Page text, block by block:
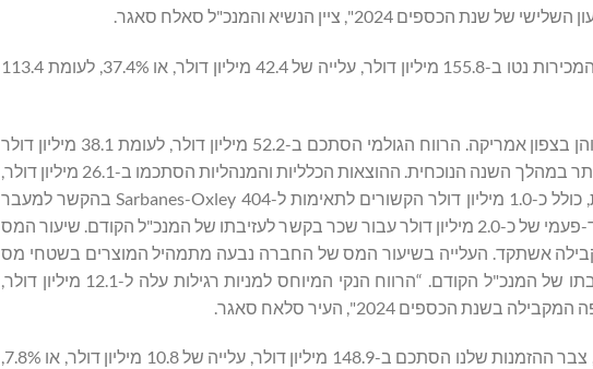
"בתשעת החודשים שהסתיימו ב-31 באוקטובר 2025 הסתכמו המכירות נטו ב-155.8 מיליון דולר, עלייה של 42.4 מיליון דולר, או 37.4%, לעומת 113.4
העלייה נבעה בעיקר מגידול בהיקפי המכירות הן במזרח התיכון והן בצפון אמריקה. הרווח הגולמי הסתכם ב-52.2 מיליון דולר, לעומת 38.1 מיליון דולר
בתקופה המקבילה אשתקד, נתון המשקף רמות פעילות גבוהות יותר במהלך השנה הנוכחית. ההוצאות הכלליות והמנהליות הסתכמו ב-26.1 מיליון דולר,
עלייה מ-19.5 מיליון דולר, עקב עלייה בשכר ובהוצאות מקצועיות, כולל כ-1.0 מיליון דולר הקשורים לתאימות ל-Sarbanes-Oxley 404 בהקשר למעבר
שלנו מחברה מדווחת קטנה לדיווח מואץ. נתון זה כולל גם חיוב חד-פעמי של כ-2.0 מיליון דולר עבור שכר בקשר לעזיבתו של המנכ"ל הקודם. שיעור המס
עמד על 29%, לעומת 28% בתקופה המקבילה אשתקד. העלייה בשיעור המס של החברה נבעה מתמהיל המוצרים בשטחי מס
שונים, וכן ממגבלה מס הקשורה לחיוב החד-פעמי הקשור לעזיבתו של המנכ"ל הקודם. “הרווח הנקי המיוחס למניות רגילות עלה ל-12.1 מיליון דולר,
הנשיא והמנכ"ל סאלח סאגר הוסיף: "נכון ל-31 באוקטובר 2025, צבר ההזמנות שלנו הסתכם ב-148.9 מיליון דולר, עלייה של 10.8 מיליון דולר, או 7.8%,